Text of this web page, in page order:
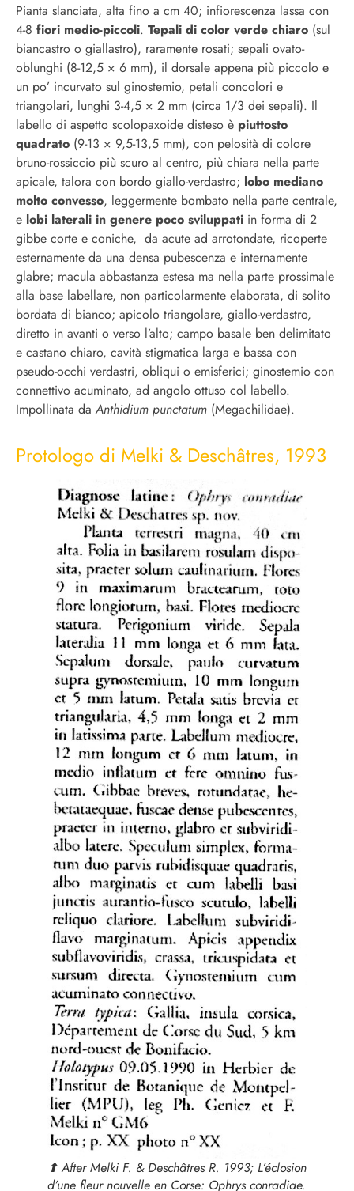
Pianta slanciata, alta fino a cm 40; infiorescenza lassa con
4-8 fiori medio-piccoli. Tepali di color verde chiaro (sul
biancastro o giallastro), raramente rosati; sepali ovato-
oblunghi (8-12,5 × 6 mm), il dorsale appena più piccolo e
un po’ incurvato sul ginostemio, petali concolori e
triangolari, lunghi 3-4,5 × 2 mm (circa 1/3 dei sepali). Il
labello di aspetto scolopaxoide disteso è piuttosto
quadrato (9-13 × 9,5-13,5 mm), con pelosità di colore
bruno-rossiccio più scuro al centro, più chiara nella parte
apicale, talora con bordo giallo-verdastro; lobo mediano
molto convesso, leggermente bombato nella parte centrale,
e lobi laterali in genere poco sviluppati in forma di 2
gibbe corte e coniche, da acute ad arrotondate, ricoperte
esternamente da una densa pubescenza e internamente
glabre; macula abbastanza estesa ma nella parte prossimale
alla base labellare, non particolarmente elaborata, di solito
bordata di bianco; apicolo triangolare, giallo-verdastro,
diretto in avanti o verso l’alto; campo basale ben delimitato
e castano chiaro, cavità stigmatica larga e bassa con
pseudo-occhi verdastri, obliqui o emisferici; ginostemio con
connettivo acuminato, ad angolo ottuso col labello.
Impollinata da Anthidium punctatum (Megachilidae).
Protologo di Melki & Deschâtres, 1993
⬆︎ After Melki F. & Deschâtres R. 1993; L’éclosion
d’une fleur nouvelle en Corse: Ophrys conradiae.